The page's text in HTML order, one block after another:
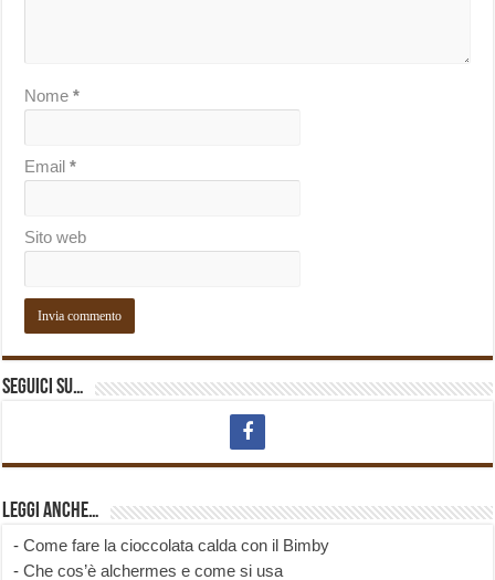
Nome*
Email*
Sito web
Seguici su…
Leggi anche…
-Come fare la cioccolata calda con il Bimby
-Che cos’è alchermes e come si usa